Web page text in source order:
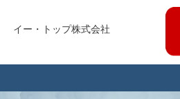
イー・トップ株式会社